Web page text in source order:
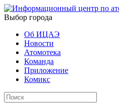
Выбор города
Об ИЦАЭ
Новости
Атомотека
Команда
Приложение
Комикс